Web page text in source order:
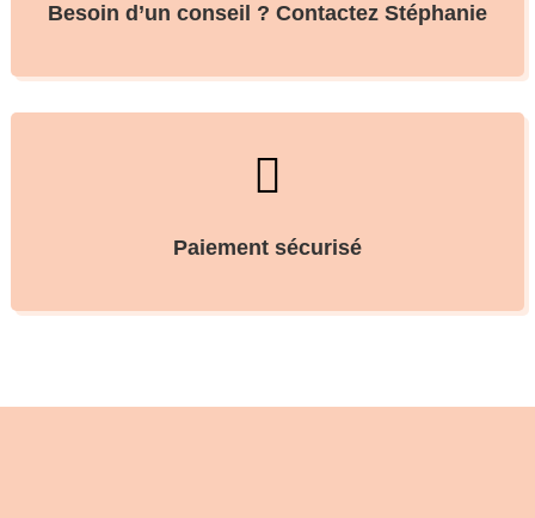
Besoin d’un conseil ? Contactez Stéphanie

Paiement sécurisé